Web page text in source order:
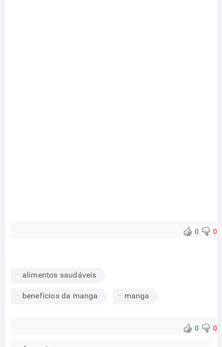
0 0
alimentos saudáveis
benefícios da manga manga
0 0